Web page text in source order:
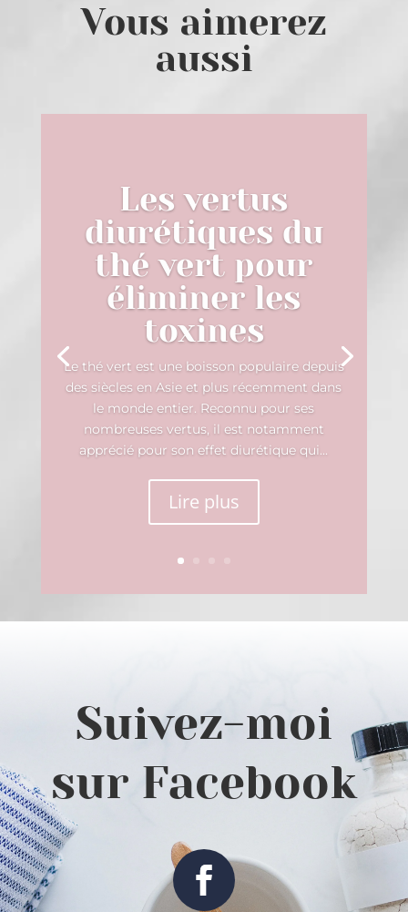
Vous aimerez
aussi
Les vertus
diurétiques du
thé vert pour
éliminer les
toxines
Le thé vert est une boisson populaire depuis
des siècles en Asie et plus récemment dans
le monde entier. Reconnu pour ses
nombreuses vertus, il est notamment
apprécié pour son effet diurétique qui...
Lire plus
Suivez-moi
sur Facebook